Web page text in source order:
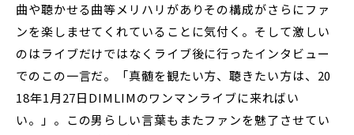
曲や聴かせる曲等メリハリがありその構成がさらにファ
ンを楽しませてくれていることに気付く。そして激しい
のはライブだけではなくライブ後に行ったインタビュー
でのこの一言だ。「真髄を観たい方、聴きたい方は、20
18年1月27日DIMLIMのワンマンライブに来ればい
い。」。この男らしい言葉もまたファンを魅了させてい